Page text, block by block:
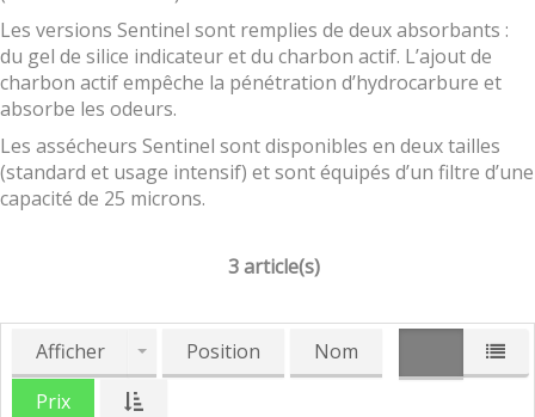
Les versions Sentinel sont remplies de deux absorbants :
du gel de silice indicateur et du charbon actif. L’ajout de
charbon actif empêche la pénétration d’hydrocarbure et
absorbe les odeurs.
Les assécheurs Sentinel sont disponibles en deux tailles
(standard et usage intensif) et sont équipés d’un filtre d’une
capacité de 25 microns.
3 article(s)
Afficher Position
Nom
Prix